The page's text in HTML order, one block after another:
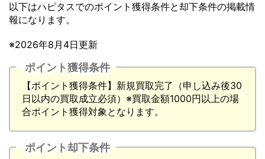
以下はハピタスでのポイント獲得条件と却下条件の掲載情
報になります。
※2026年8月4日更新
ポイント獲得条件
【ポイント獲得条件】新規買取完了（申し込み後30
日以内の買取成立必須）※買取金額1000円以上の場
合ポイント獲得対象となります。
ポイント却下条件